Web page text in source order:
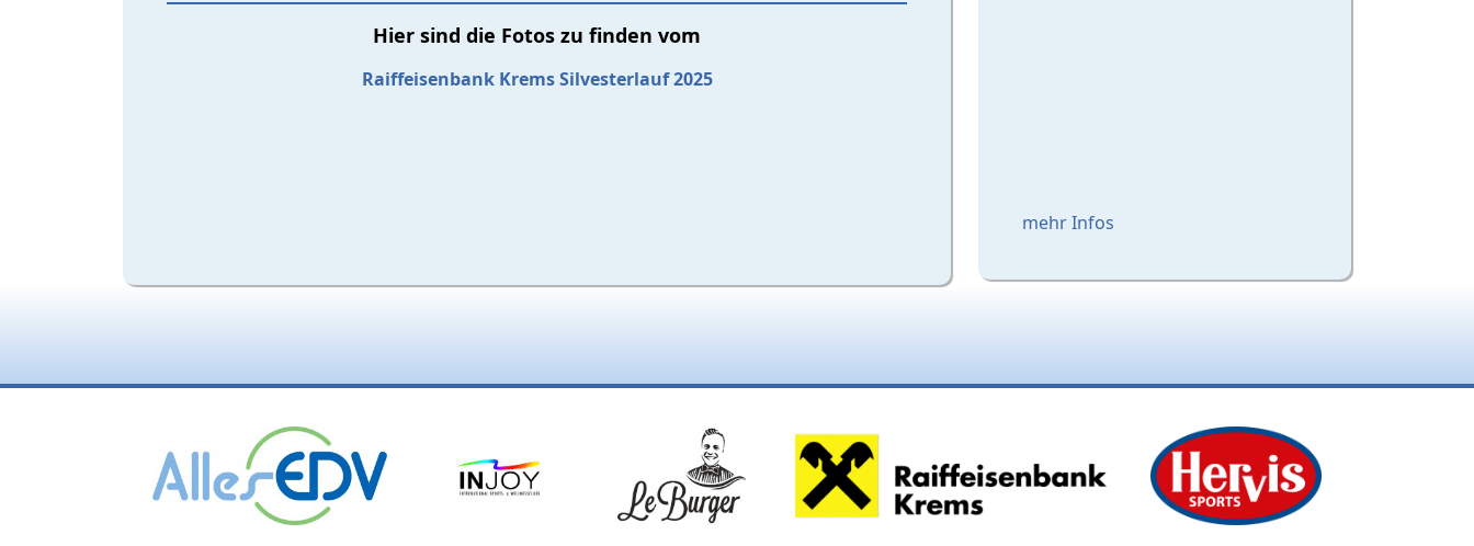
Hier sind die Fotos zu finden vom
Raiffeisenbank Krems Silvesterlauf 2025
mehr Infos